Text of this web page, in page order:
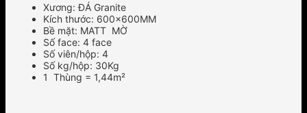
Xương: ĐÁ Granite
Kích thước: 600x600MM
Bề mặt: MATT MỜ
Số face: 4 face
Số viên/hộp: 4
Số kg/hộp: 30Kg
1 Thùng = 1,44m²